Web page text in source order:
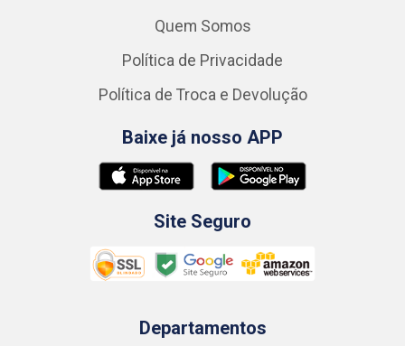
Quem Somos
Política de Privacidade
Política de Troca e Devolução
Baixe já nosso APP
Site Seguro
Departamentos